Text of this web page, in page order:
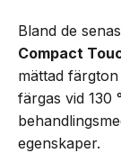
Bland de
Compact
mättad
färgas vid 130
egenskaper.